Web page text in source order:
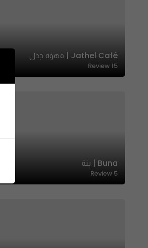
Jathel Café | قهوة جذل
15
Review
Buna | بنة
5
Review